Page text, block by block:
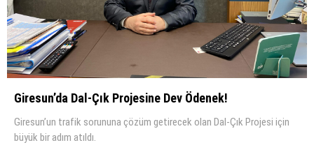
WhatsApp İhbar Hattı
EĞITIM
SAĞLIK
KÜLTÜR SANAT
SERVISLER
Giresun’da Dal-Çık Projesine Dev Ödenek!
Giresun’un trafik sorununa çözüm getirecek olan Dal-Çık Projesi için
büyük bir adım atıldı.